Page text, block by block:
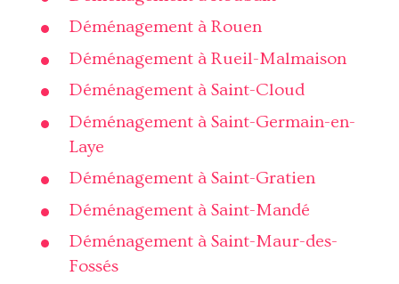
Déménagement à Rouen
Déménagement à Rueil-Malmaison
Déménagement à Saint-Cloud
Déménagement à Saint-Germain-en-
Laye
Déménagement à Saint-Gratien
Déménagement à Saint-Mandé
Déménagement à Saint-Maur-des-
Fossés